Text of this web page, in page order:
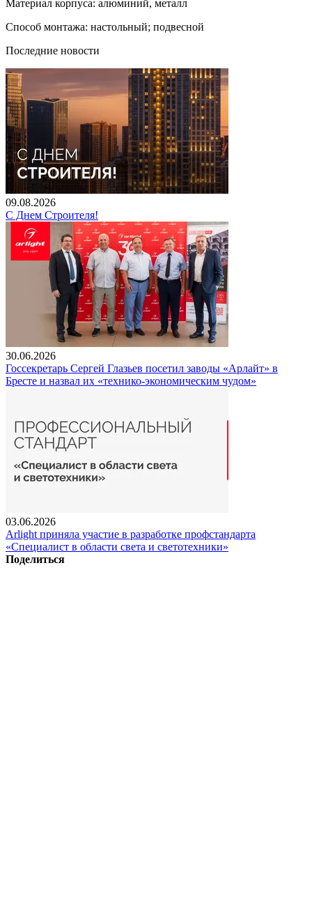
Материал корпуса: алюминий, металл
Способ монтажа: настольный; подвесной
Последние новости
09.08.2026
С Днем Строителя!
30.06.2026
Госсекретарь Сергей Глазьев посетил заводы «Арлайт» в
Бресте и назвал их «технико-экономическим чудом»
03.06.2026
Arlight приняла участие в разработке профстандарта
«Специалист в области света и светотехники»
Поделиться